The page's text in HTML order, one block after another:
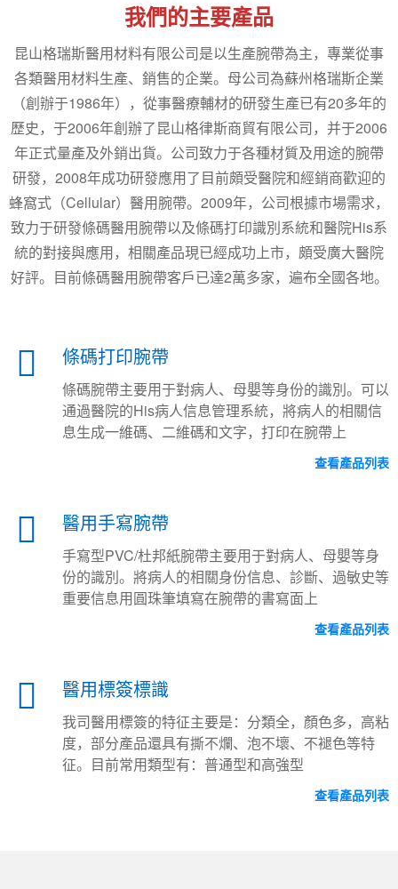
我們的主要產品
昆山格瑞斯醫用材料有限公司是以生產腕帶為主，專業從事
各類醫用材料生產、銷售的企業。母公司為蘇州格瑞斯企業
（創辦于1986年），從事醫療輔材的研發生產已有20多年的
歷史，于2006年創辦了昆山格律斯商貿有限公司，并于2006
年正式量產及外銷出貨。公司致力于各種材質及用途的腕帶
研發，2008年成功研發應用了目前頗受醫院和經銷商歡迎的
蜂窩式（Cellular）醫用腕帶。2009年，公司根據市場需求，
致力于研發條碼醫用腕帶以及條碼打印識別系統和醫院His系
統的對接與應用，相關產品現已經成功上市，頗受廣大醫院
好評。目前條碼醫用腕帶客戶已達2萬多家，遍布全國各地。
條碼打印腕帶
條碼腕帶主要用于對病人、母嬰等身份的識別。可以
通過醫院的His病人信息管理系統，將病人的相關信
息生成一維碼、二維碼和文字，打印在腕帶上
查看產品列表
醫用手寫腕帶
手寫型PVC/杜邦紙腕帶主要用于對病人、母嬰等身
份的識別。將病人的相關身份信息、診斷、過敏史等
重要信息用圓珠筆填寫在腕帶的書寫面上
查看產品列表
醫用標簽標識
我司醫用標簽的特征主要是：分類全，顏色多，高粘
度，部分產品還具有撕不爛、泡不壞、不褪色等特
征。目前常用類型有：普通型和高強型
查看產品列表